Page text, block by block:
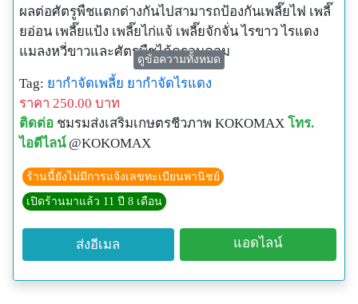
ผลต่อศัตรูพืชแตกต่างกันไปสามารถป้องกันเพลี๊ยไฟ เพลี๊
ยอ่อน เพลี๊ยแป้ง เพลี๊ยไก่แจ้ เพลี๊ยจักจั่น ไรขาว ไรแดง
แมลงหวี่ขาวและศัตรูพืชได้ครอบคลุม
- มีผลป้องกันเพลี๊ย ไรแดง แมลงหวี่ขาว และศัตรูพืชที่เป็น
ปัญหาต่อพืชได้อย่างดี
- สามารถใช้ผสมโคโค-แม็กซ์ ฉีดพ่นพร้อมกันได้ในครั้ง
เดียว
- ปลอดภัยต่อคน สัตว์ ปลาและสิ่งแวดล้อม
-ในกรณีระบาดแนะนำให้ใช้ O-BAC ร่วมกับ ลาเซียน่า
เพื่อเป็นการตัดวงจรของแมลง
-ควรฉีดพ่นทุกสัปดาห์เพื่อป้องกันการเข้ามาทำลายของ
ศัตรูพืช
อัตราการใช้ 2 ช้อนแกง(40 กรัม)/น้ำ 20 ลิตร ฉีดพ่นใน
ดูข้อความทั้งหมด
Tag: ยากำจัดเพลี้ย ยากำจัดไรแดง
ราคา 250.00 บาท
ติดต่อ ชมรมส่งเสริมเกษตรชีวภาพ KOKOMAX โทร.
ไอดีไลน์ @KOKOMAX
ร้านนี้ยังไม่มีการแจ้งเลขทะเบียนพานิชย์
เปิดร้านมาแล้ว 11 ปี 8 เดือน
ส่งอีเมล แอดไลน์